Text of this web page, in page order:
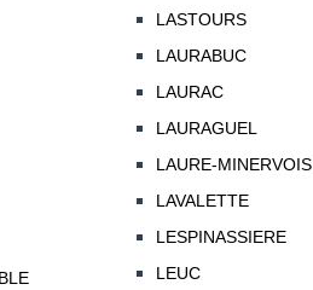
LASTOURS
LAURABUC
LAURAC
LAURAGUEL
LAURE-MINERVOIS
LAVALETTE
LESPINASSIERE
LEUC